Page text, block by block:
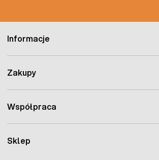
Sklep
Informacje
Zakupy
Współpraca